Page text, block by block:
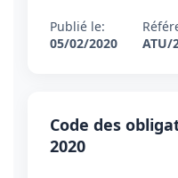
Publié le:
05/02/2020
ATU/
Code des
2020